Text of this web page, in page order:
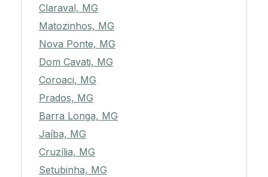
Claraval, MG
Matozinhos, MG
Nova Ponte, MG
Dom Cavati, MG
Coroaci, MG
Prados, MG
Barra Longa, MG
Jaíba, MG
Cruzília, MG
Setubinha, MG